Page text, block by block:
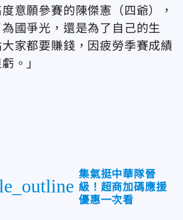
意願參賽的陳傑憲（四爺），
國爭光，還是為了自己的生
家都要賺錢，因疲勞季賽成績
。」
集氣挺中華隊晉
級！超商加碼應援
優惠一次看